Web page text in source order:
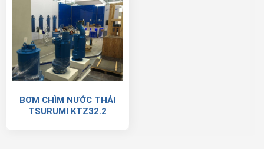
BƠM CHÌM NƯỚC THẢI
TSURUMI KTZ32.2